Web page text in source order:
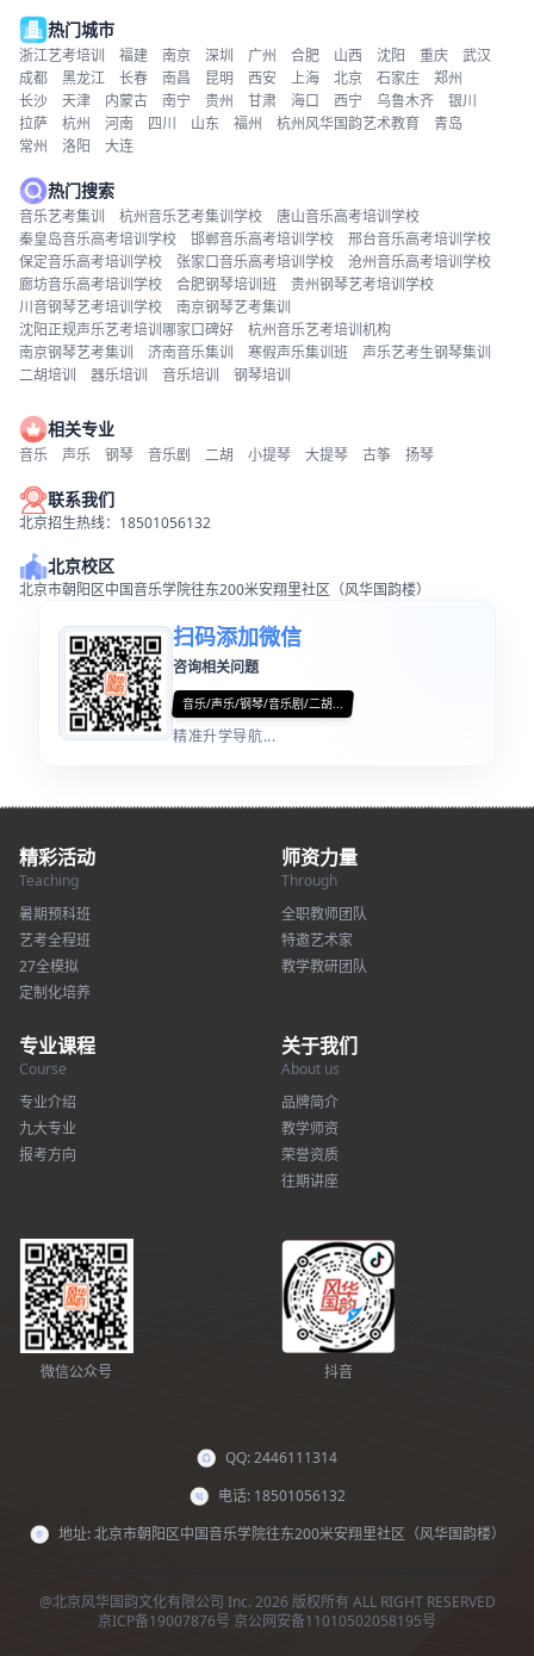
热门城市
浙江艺考培训 福建 南京 深圳 广州 合肥 山西 沈阳 重庆
武汉
成都
黑龙江 长春 南昌 昆明 西安 上海 北京 石家庄
郑州
长沙
天津 内蒙古 南宁 贵州 甘肃 海口 西宁 乌鲁木齐
银川
拉萨
杭州 河南 四川 山东 福州 杭州风华国韵艺术教育
青岛
常州
洛阳 大连
热门搜索
音乐艺考集训 杭州音乐艺考集训学校
唐山音乐高考培训学校
秦皇岛音乐高考培训学校
邯郸音乐高考培训学校
邢台音乐高考培训学校
保定音乐高考培训学校
张家口音乐高考培训学校
沧州音乐高考培训学校
廊坊音乐高考培训学校
合肥钢琴培训班
贵州钢琴艺考培训学校
川音钢琴艺考培训学校
南京钢琴艺考集训
沈阳正规声乐艺考培训哪家口碑好
杭州音乐艺考培训机构
南京钢琴艺考集训
济南音乐集训 寒假声乐集训班
声乐艺考生钢琴集训
二胡培训
器乐培训 音乐培训 钢琴培训
相关专业
音乐 声乐 钢琴 音乐剧 二胡 小提琴 大提琴 古筝 扬琴
联系我们
北京招生热线：18501056132
北京校区
北京市朝阳区中国音乐学院往东200米安翔里社区（风华国韵楼）
扫码添加微信
咨询相关问题
音乐/声乐/钢琴/音乐剧/二胡...
精准升学导航...
精彩活动
Teaching
暑期预科班
艺考全程班
27全模拟
定制化培养
师资力量
Through
全职教师团队
特邀艺术家
教学教研团队
专业课程
Course
专业介绍
九大专业
报考方向
关于我们
About us
品牌简介
教学师资
荣誉资质
往期讲座
微信公众号 抖音
QQ: 2446111314
电话: 18501056132
地址: 北京市朝阳区中国音乐学院往东200米安翔里社区（风华国韵楼）
@北京风华国韵文化有限公司 Inc. 2026 版权所有 ALL RIGHT RESERVED
京ICP备19007876号 京公网安备11010502058195号